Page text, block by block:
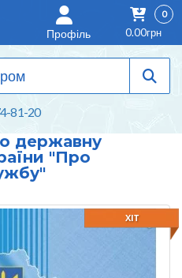
81-20
Профіль
0
0.00грн
державну
"Про
ХІТ